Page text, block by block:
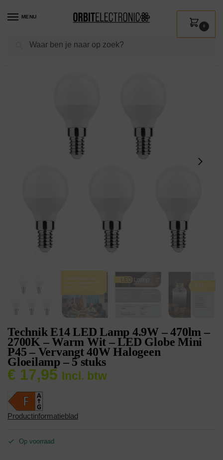
MENU
Zoeken
0
Shop / Verlichting / Lichtbronnen
Technik E14 LED Lamp 4.9W – 470lm –
2700K – Warm Wit – LED Globe Mini
P45 – Vervangt 40W Halogeen
Gloeilamp – 5 stuks
€ 17,95 Incl. btw
Productinformatieblad
Op voorraad